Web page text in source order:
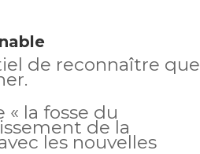
de reconnaître
la fosse du
de la
les nouvelles